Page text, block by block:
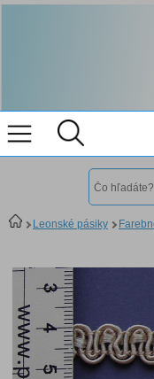
Leonské pásiky